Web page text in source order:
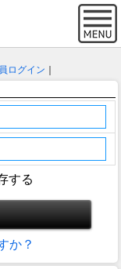
ログイン
する
か？